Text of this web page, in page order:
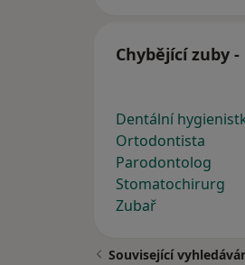
Chybějící zuby
Dentální
Ortodontista
Parodontolog
Stomatochirurg
Zubař
Související